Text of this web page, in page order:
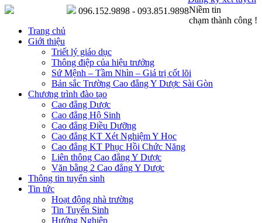
Niềm tin
chạm thành công !
096.152.9898 - 093.851.9898
Trang chủ
Giới thiệu
Triết lý giáo dục
Thông điệp của hiệu trưởng
Sứ Mệnh – Tầm Nhìn – Giá trị cốt lõi
Bản sắc Trường Cao đẳng Y Dược Sài Gòn
Chương trình đào tạo
Cao đẳng Dược
Cao đẳng Hộ Sinh
Cao đẳng Điều Dưỡng
Cao đẳng KT Xét Nghiệm Y Học
Cao đẳng KT Phục Hồi Chức Năng
Liên thông Cao đẳng Y Dược
Văn bằng 2 Cao đẳng Y Dược
Thông tin tuyển sinh
Tin tức
Hoạt động nhà trường
Tin Tuyển Sinh
Hướng Nghiệp